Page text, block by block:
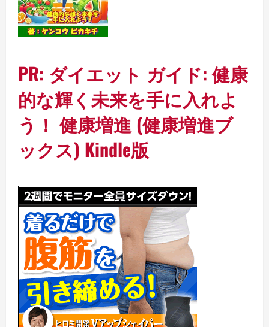
PR: ダイエット ガイド: 健康
的な輝く未来を手に入れよ
う！ 健康増進 (健康増進ブ
ックス) Kindle版